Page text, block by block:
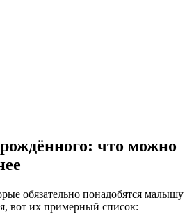
что можно
обязательно понадобятся малышу
вот их примерный список: